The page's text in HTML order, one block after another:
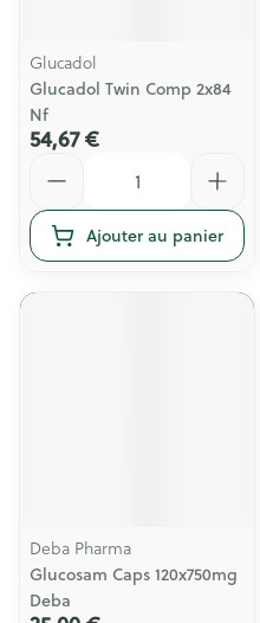
Glucadol
Glucadol Twin Comp 2x84
Nf
54,67 €
Ajouter au panier
Deba Pharma
Glucosam Caps 120x750mg
Deba